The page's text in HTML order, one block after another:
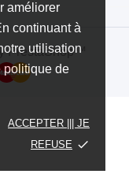
améliorer
continuant à
utilisation
politique de
ACCEPTER ||| JE
REFUSE done
PrestaShop™